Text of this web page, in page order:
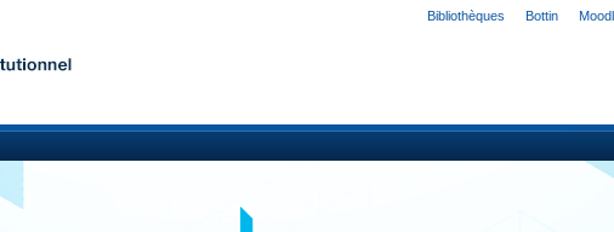
Bibliothèques Bottin